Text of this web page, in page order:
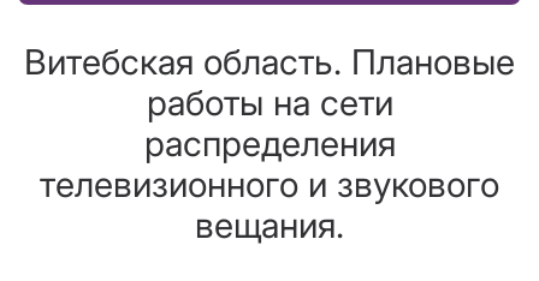
Витебская область. Плановые
работы на сети
распределения
телевизионного и звукового
вещания.